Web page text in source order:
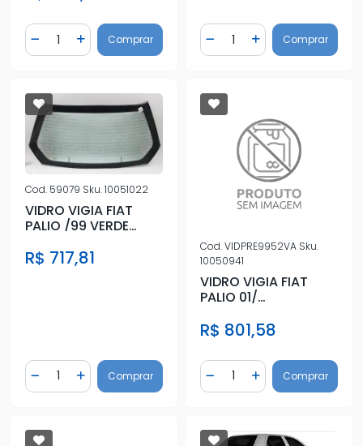
Diminuir Quantidade
Quantidade
Adicionar Quantidade
Comprar Diminuir Quantidade
Quantidade
AdicionarComprar
Cod. 59079 Sku.10051022
VIDRO VIGIA FIAT
PALIO /99 VERDE
R$ 717,81
Diminuir Quantidade
Quantidade
Adicionar Quantidade
Comprar
Cod.VIDPRE9952VA Sku.
10050941
VIDRO VIGIA FIAT
PALIO 01/
VERDE
R$ 801,58
Diminuir Quantidade
Quantidade
AdicionarComprar